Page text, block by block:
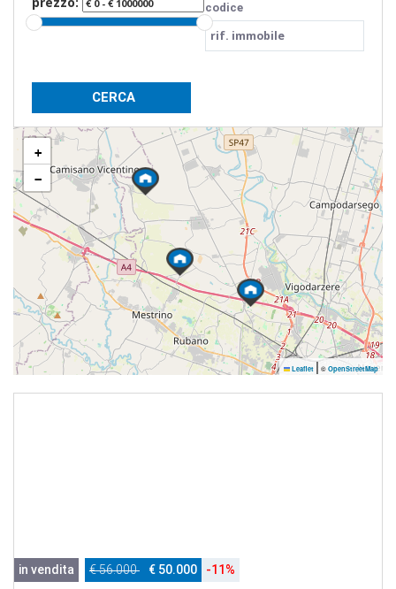
codice
+
−
Leaflet | © OpenStreetMap
in vendita € 56.000 € 50.000 -11%